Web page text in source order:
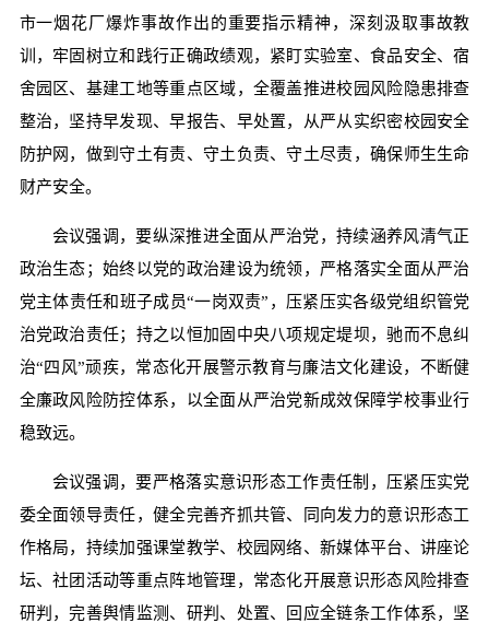
市一烟花厂爆炸事故作出的重要指示精神，深刻汲取事故教
训，牢固树立和践行正确政绩观，紧盯实验室、食品安全、宿
舍园区、基建工地等重点区域，全覆盖推进校园风险隐患排查
整治，坚持早发现、早报告、早处置，从严从实织密校园安全
防护网，做到守土有责、守土负责、守土尽责，确保师生生命
财产安全。
会议强调，要纵深推进全面从严治党，持续涵养风清气正
政治生态；始终以党的政治建设为统领，严格落实全面从严治
党主体责任和班子成员“一岗双责”，压紧压实各级党组织管党
治党政治责任；持之以恒加固中央八项规定堤坝，驰而不息纠
治“四风”顽疾，常态化开展警示教育与廉洁文化建设，不断健
全廉政风险防控体系，以全面从严治党新成效保障学校事业行
稳致远。
会议强调，要严格落实意识形态工作责任制，压紧压实党
委全面领导责任，健全完善齐抓共管、同向发力的意识形态工
作格局，持续加强课堂教学、校园网络、新媒体平台、讲座论
坛、社团活动等重点阵地管理，常态化开展意识形态风险排查
研判，完善舆情监测、研判、处置、回应全链条工作体系，坚